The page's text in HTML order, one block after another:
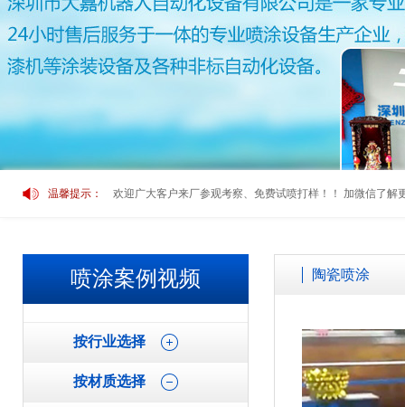
温馨提示：
欢迎广大客户来厂参观考察、免费试喷打样！！ 加微信了
喷涂案例视频
按行业选择
按材质选择
陶瓷喷涂